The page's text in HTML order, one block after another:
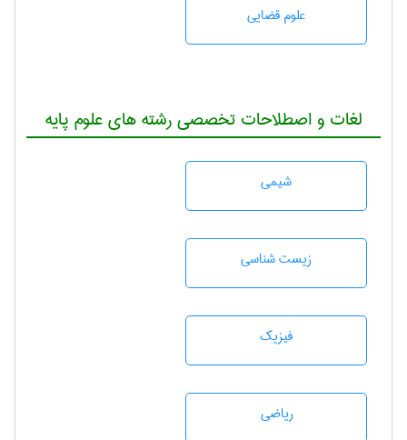
علوم قضایی
لغات و اصطلاحات تخصصی رشته های علوم پایه
شيمی
زيست شناسی
فیزیک
رياضی